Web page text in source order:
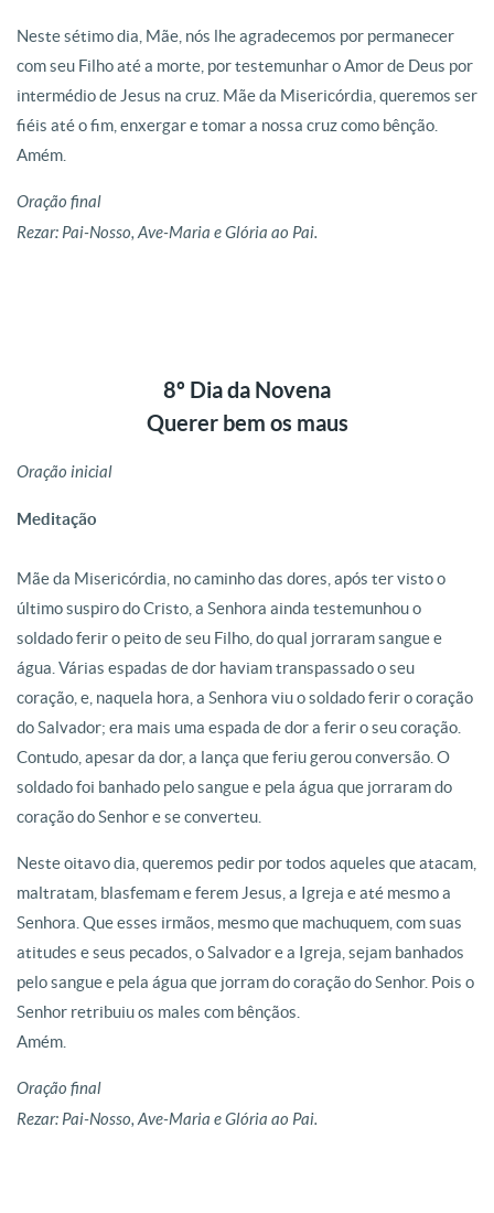
Neste sétimo dia, Mãe, nós lhe agradecemos por permanecer
com seu Filho até a morte, por testemunhar o Amor de Deus por
intermédio de Jesus na cruz. Mãe da Misericórdia, queremos ser
fiéis até o fim, enxergar e tomar a nossa cruz como bênção.
Amém.
Oração final
Rezar: Pai-Nosso, Ave-Maria e Glória ao Pai.
8º Dia da Novena
Querer bem os maus
Oração inicial
Meditação
Mãe da Misericórdia, no caminho das dores, após ter visto o
último suspiro do Cristo, a Senhora ainda testemunhou o
soldado ferir o peito de seu Filho, do qual jorraram sangue e
água. Várias espadas de dor haviam transpassado o seu
coração, e, naquela hora, a Senhora viu o soldado ferir o coração
do Salvador; era mais uma espada de dor a ferir o seu coração.
Contudo, apesar da dor, a lança que feriu gerou conversão. O
soldado foi banhado pelo sangue e pela água que jorraram do
coração do Senhor e se converteu.
Neste oitavo dia, queremos pedir por todos aqueles que atacam,
maltratam, blasfemam e ferem Jesus, a Igreja e até mesmo a
Senhora. Que esses irmãos, mesmo que machuquem, com suas
atitudes e seus pecados, o Salvador e a Igreja, sejam banhados
pelo sangue e pela água que jorram do coração do Senhor. Pois o
Senhor retribuiu os males com bênçãos.
Amém.
Oração final
Rezar: Pai-Nosso, Ave-Maria e Glória ao Pai.